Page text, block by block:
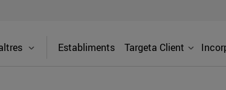
Establiments Targeta Client